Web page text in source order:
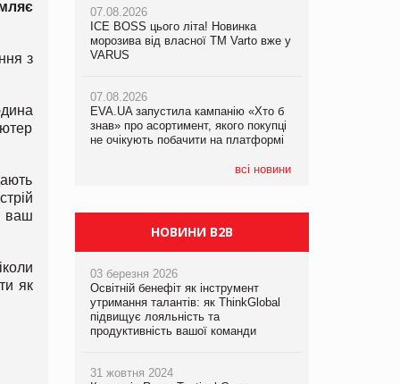
з
ваш
як
07.08.2026
ICE BOSS цього літа! Новинка
морозива від власної ТМ Varto вже у
VARUS
07.08.2026
EVA.UA запустила кампанію «Хто б
знав» про асортимент, якого покупці
не очікують побачити на платформі
всі новини
07.08.2026
ICE BOSS цього літа! Новинка
морозива від власної ТМ Varto вже у
VARUS
07.08.2026
EVA.UA запустила кампанію «Хто б
знав» про асортимент, якого покупці
не очікують побачити на платформі
07.08.2026
Франція заборонила рекламні дзвінки
НОВИНИ B2B
03 березня 2026
Освітній бенефіт як інструмент
утримання талантів: як ThinkGlobal
підвищує лояльність та
продуктивність вашої команди
31 жовтня 2024